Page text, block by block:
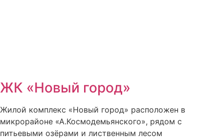
ЖК «Новый город»
Жилой комплекс «Новый город» расположен в
микрорайоне «А.Космодемьянского», рядом с
питьевыми озёрами и лиственным лесом